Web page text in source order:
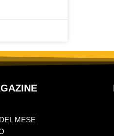
MESE